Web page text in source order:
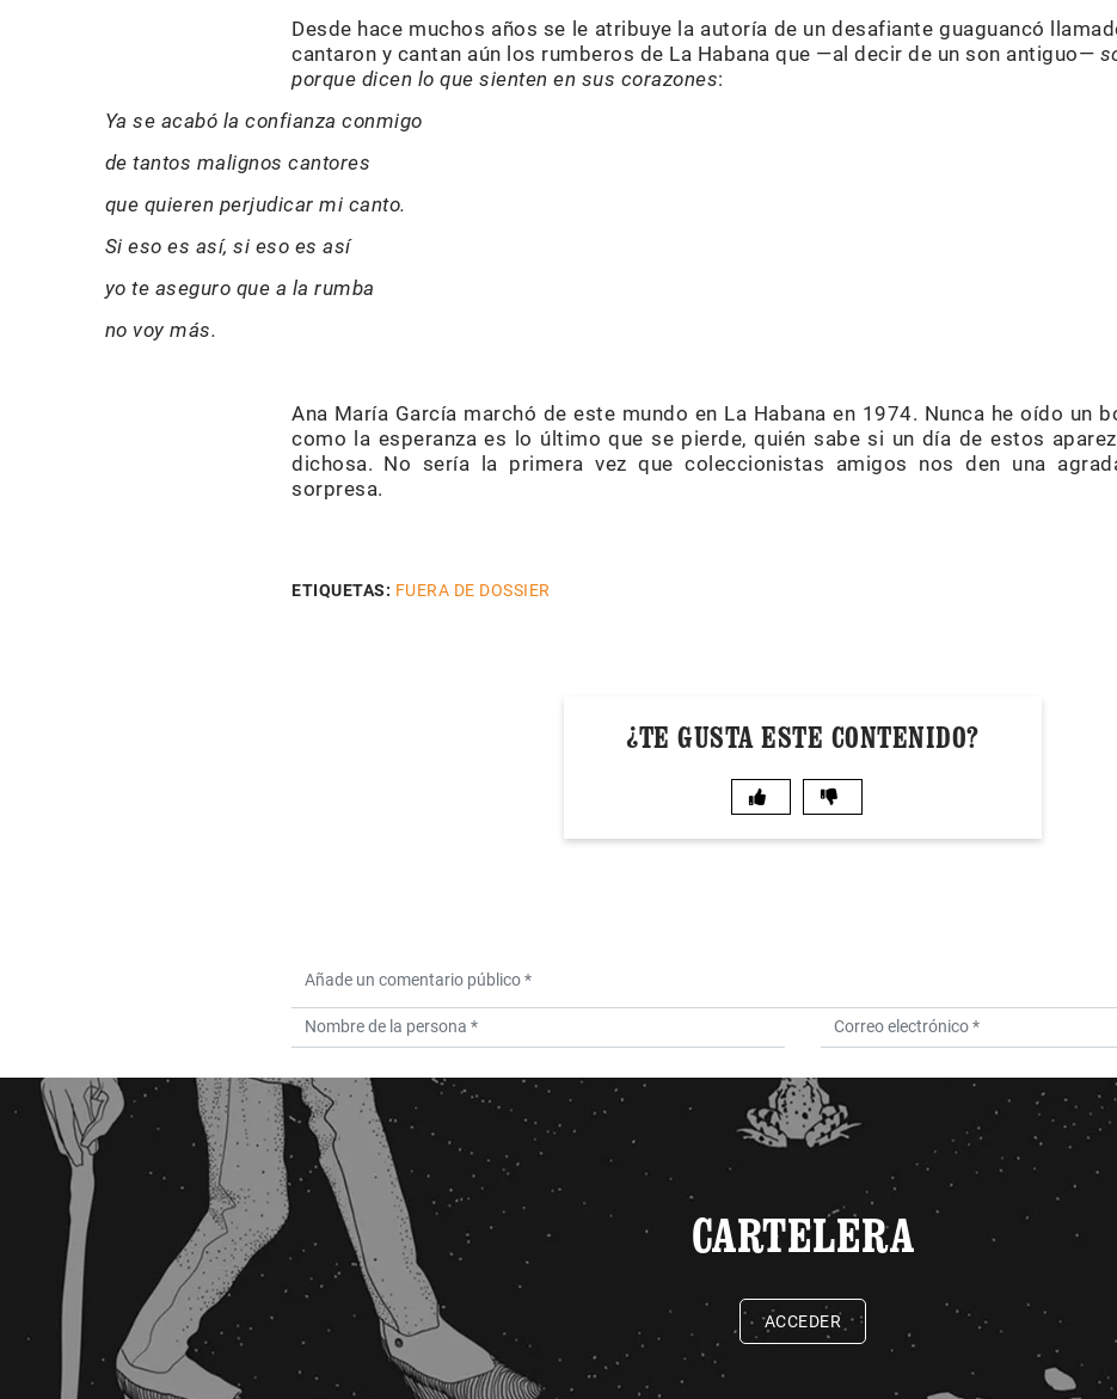
Desde hace muchos años se le atribuye la autoría de un desafiante guaguancó
cantaron y cantan aún los rumberos de La Habana que —al decir de un son antiguo—
porque dicen lo que sienten en sus corazones:
Ya se acabó la confianza conmigo
de tantos malignos cantores
que quieren perjudicar mi canto.
Si eso es así, si eso es así
yo te aseguro que a la rumba
no voy más.
Ana María García marchó de este mundo en La Habana en 1974. Nunca he oído un
como la esperanza es lo último que se pierde, quién sabe si un día de estos
dichosa. No sería la primera vez que coleccionistas amigos nos den una
sorpresa.
ETIQUETAS: FUERA DE DOSSIER
¿TE GUSTA ESTE CONTENIDO?
CARTELERA
ACCEDER